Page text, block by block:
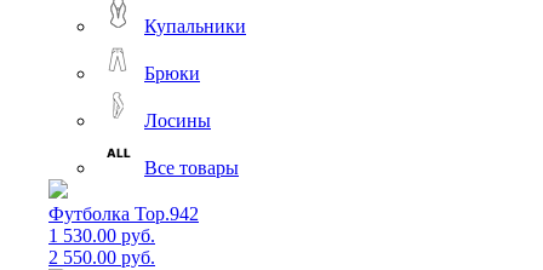
Купальники
Брюки
Лосины
Все товары
Футболка Top.942
1 530.00 руб.
2 550.00 руб.